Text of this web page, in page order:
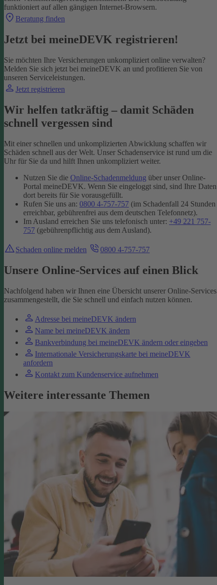
funktioniert auf allen gängigen Internet-Browsern.
Beratung finden
Jetzt bei meineDEVK registrieren!
Sie möchten Ihre Versicherungen unkompliziert online verwalten?
Melden Sie sich jetzt bei meineDEVK an und profitieren Sie von
unseren Serviceleistungen.
Jetzt registrieren
Wir helfen tatkräftig – damit Schäden
schnell vergessen sind
Mit einer schnellen und unkomplizierten Abwicklung schaffen wir
Schäden schnell aus der Welt. Unser Schadenservice ist rund um die
Uhr für Sie da und hilft Ihnen unkompliziert weiter.
Nutzen Sie die Online-Schadenmeldung über unser Online-
Portal meineDEVK. Wenn Sie eingeloggt sind, sind Ihre Daten
dort bereits für Sie vorausgefüllt.
Rufen Sie uns an: 0800 4-757-757 (im Schadenfall 24 Stunden
erreichbar, gebührenfrei aus dem deutschen Telefonnetz).
Im Ausland erreichen Sie uns telefonisch unter: +49 221 757-
757 (gebührenpflichtig aus dem Ausland).
Schaden online melden 0800 4-757-757
Unsere Online-Services auf einen Blick
Nachfolgend haben wir Ihnen eine Übersicht unserer Online-Services
zusammengestellt, die Sie schnell und einfach nutzen können.
Adresse bei meineDEVK ändern
Name bei meineDEVK ändern
Bankverbindung bei meineDEVK ändern oder eingeben
Internationale Versicherungskarte bei meineDEVK
anfordern
Kontakt zum Kundenservice aufnehmen
Weitere interessante Themen